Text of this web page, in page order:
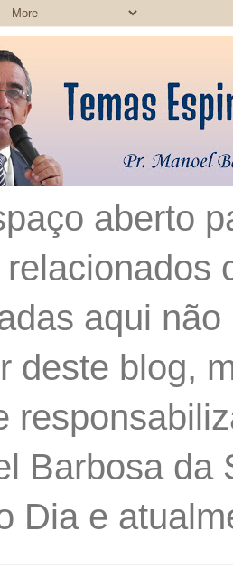
aberto
aqui
deste blog,
Barbosa da
Dia e